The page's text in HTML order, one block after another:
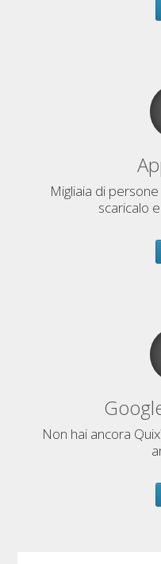
Migliaia di
scaricalo
Non hai ancora